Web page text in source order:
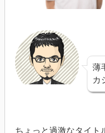
薄
カ
ちょっと過激なタイト